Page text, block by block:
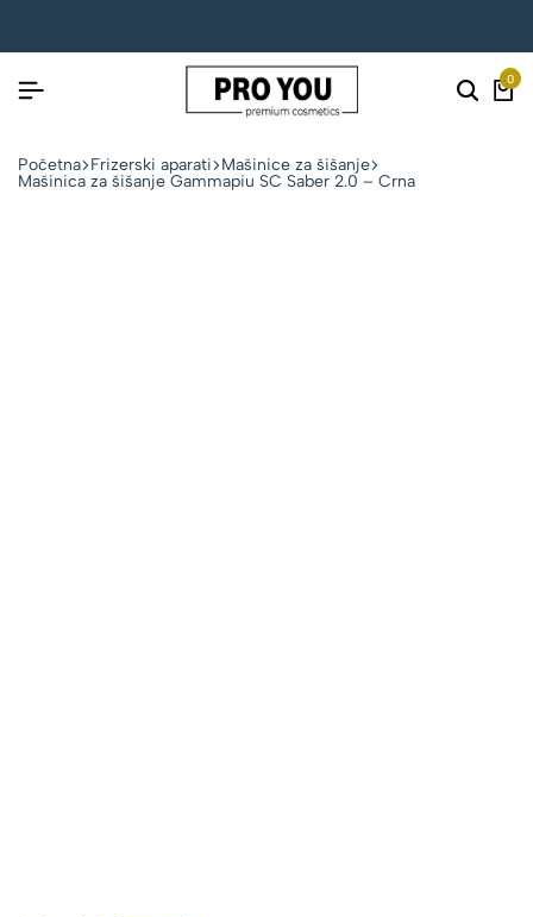
0
Početna Frizerski aparati Mašinice za šišanje
Mašinica za šišanje Gammapiu SC Saber 2.0 – Crna